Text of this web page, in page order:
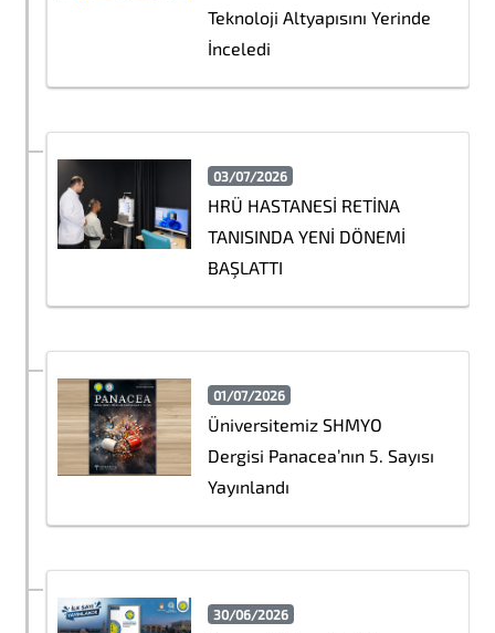
Teknoloji Altyapısını Yerinde
İnceledi
03/07/2026
HRÜ HASTANESİ RETİNA
TANISINDA YENİ DÖNEMİ
BAŞLATTI
01/07/2026
Üniversitemiz SHMYO
Dergisi Panacea’nın 5. Sayısı
Yayınlandı
30/06/2026